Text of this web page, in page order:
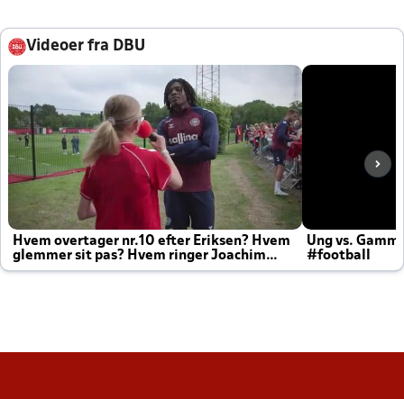
Videoer fra DBU
Hvem overtager nr.10 efter Eriksen? Hvem
glemmer sit pas? Hvem ringer Joachim
altid til efter kampe?
Ung vs.
#football